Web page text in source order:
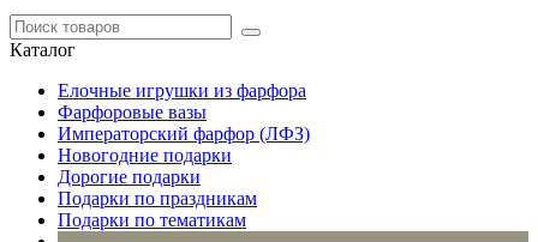
Каталог
Елочные игрушки из фарфора
Фарфоровые вазы
Императорский фарфор (ЛФЗ)
Новогодние подарки
Дорогие подарки
Подарки по праздникам
Подарки по тематикам